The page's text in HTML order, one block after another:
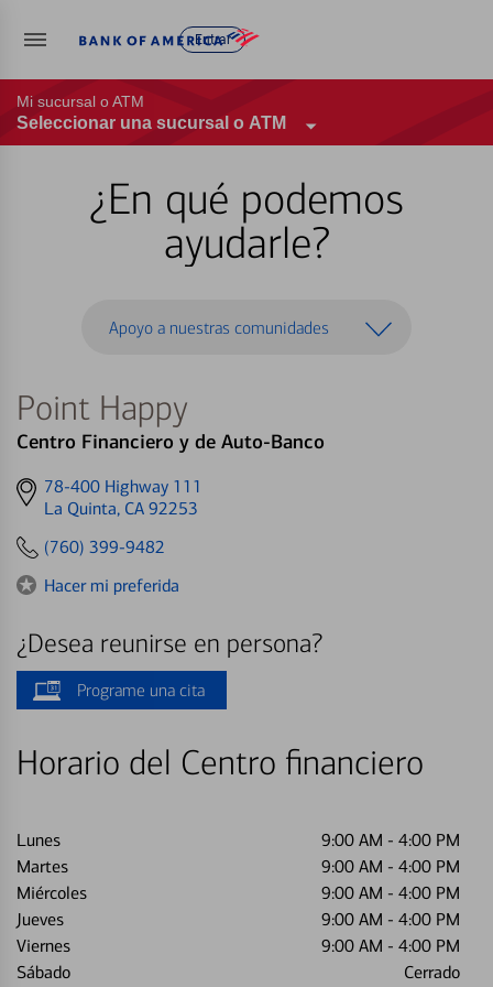
Entrar
Mi sucursal o ATM
Seleccionar una sucursal o ATM
¿En qué podemos
ayudarle?
Apoyo a nuestras comunidades
Point Happy
Centro Financiero y de Auto-Banco
Get
directions
78-400 Highway 111
La Quinta, CA 92253
(760) 399-9482
Hacer mi preferida
¿Desea reunirse en persona?
Programe una cita
Horario del Centro financiero
Lunes 9:00 AM - 4:00 PM
Martes
9:00 AM - 4:00 PM
Miércoles
9:00 AM - 4:00 PM
Jueves
9:00 AM - 4:00 PM
Viernes
9:00 AM - 4:00 PM
Sábado
Cerrado